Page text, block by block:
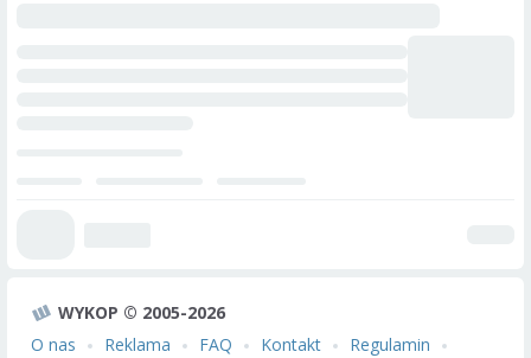
WYKOP © 2005-2026
O nas
Reklama FAQ Kontakt
Regulamin